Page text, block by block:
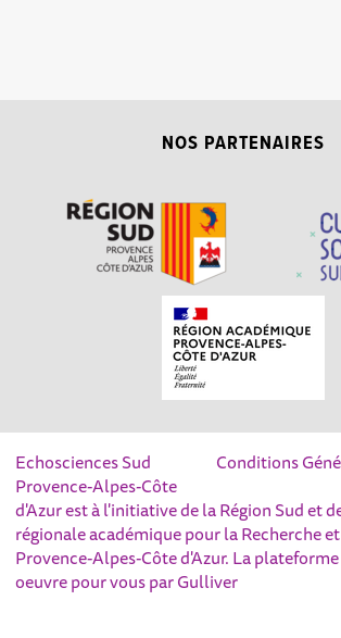
NOS PARTENAIRES
Conditions
Echosciences Sud
Provence-Alpes-Côte
d'Azur est à l'initiative de la Région Sud et
régionale académique pour la Recherche
Provence-Alpes-Côte d'Azur. La
oeuvre pour vous parGulliver